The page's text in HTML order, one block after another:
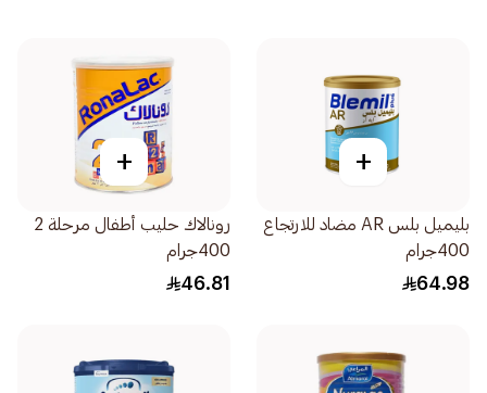
+
بليميل بلس AR مضاد للارتجاع
400جرام
64.98
+
رونالاك حليب أطفال مرحلة 2
400جرام
46.81